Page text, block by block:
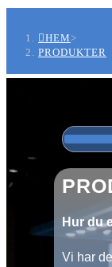
HEM>
PRODUKTER
Hur du
Vi har